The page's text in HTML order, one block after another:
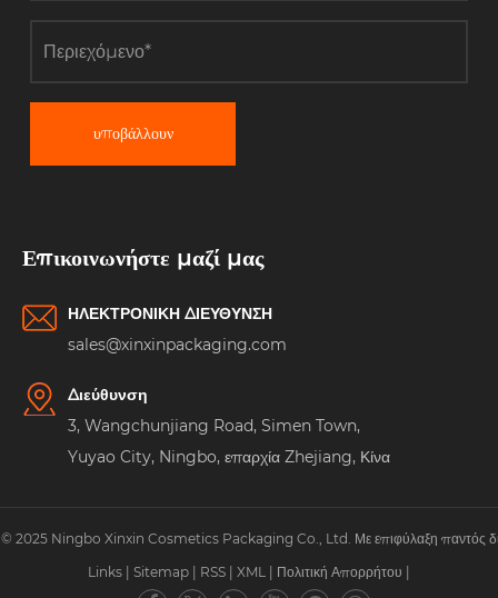
υποβάλλουν
Επικοινωνήστε μαζί μας
ΗΛΕΚΤΡΟΝΙΚΗ ΔΙΕΥΘΥΝΣΗ
sales@xinxinpackaging.com
Διεύθυνση
3, Wangchunjiang Road, Simen Town,
Yuyao City, Ningbo, επαρχία Zhejiang, Κίνα
2025 Ningbo Xinxin Cosmetics Packaging Co., Ltd. Με επιφύλαξη παντός
Links
Sitemap RSS XML Πολιτική Απορρήτου